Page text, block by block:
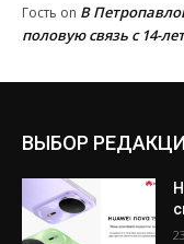
Гость on В
половую связь с 14-
ВЫБОР